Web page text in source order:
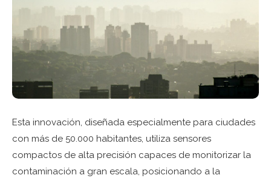
Esta innovación, diseñada especialmente para ciudades
con más de 50.000 habitantes, utiliza sensores
compactos de alta precisión capaces de monitorizar la
contaminación a gran escala, posicionando a la